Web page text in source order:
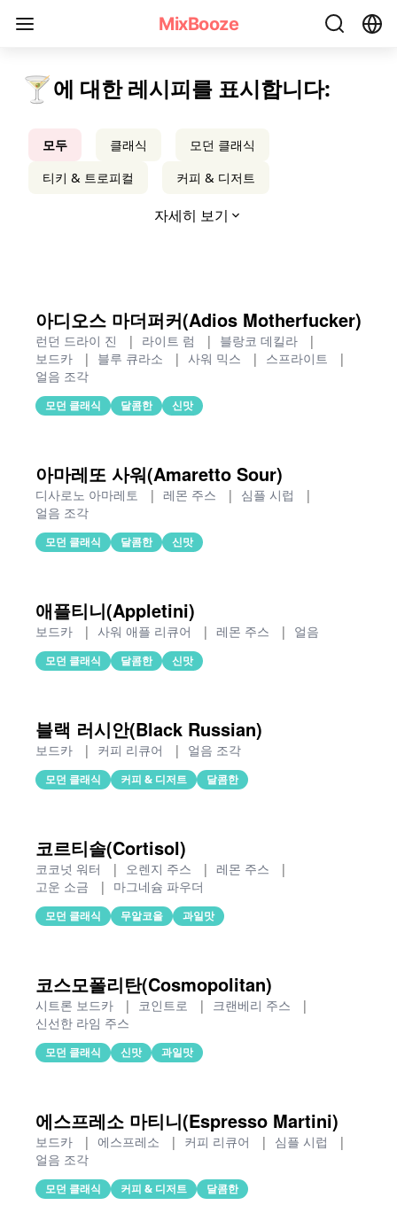
MixBooze
🍸에 대한 레시피를 표시합니다:
모두 클래식
모던 클래식
티키 & 트로피컬
커피 & 디저트
자세히 보기
아디오스 마더퍼커(Adios Motherfucker)
런던 드라이 진 | 라이트 럼 | 블랑코 데킬라
|
보드카
| 블루 큐라소 | 사워 믹스 | 스프라이트
|
얼음 조각
모던 클래식 달콤한 신맛
아마레또 사워(Amaretto Sour)
디사로노 아마레토 | 레몬 주스 | 심플 시럽
|
얼음 조각
모던 클래식 달콤한 신맛
애플티니(Appletini)
보드카 | 사워 애플 리큐어 | 레몬 주스 | 얼음
모던 클래식 달콤한 신맛
블랙 러시안(Black Russian)
보드카 | 커피 리큐어 | 얼음 조각
모던 클래식 커피 & 디저트 달콤한
코르티솔(Cortisol)
코코넛 워터 | 오렌지 주스 | 레몬 주스
|
고운 소금
| 마그네슘 파우더
모던 클래식 무알코올 과일맛
코스모폴리탄(Cosmopolitan)
시트론 보드카 | 코인트로 | 크랜베리 주스
|
신선한 라임 주스
모던 클래식 신맛 과일맛
에스프레소 마티니(Espresso Martini)
보드카 | 에스프레소 | 커피 리큐어 | 심플 시럽
|
얼음 조각
모던 클래식 커피 & 디저트 달콤한